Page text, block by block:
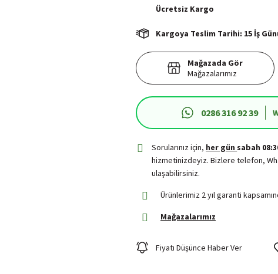
Ücretsiz Kargo
Kargoya Teslim Tarihi: 15 İş
Mağazada Gör
Mağazalarımız
0286 316 92 39
Sorularınız için, her gün sabah
hizmetinizdeyiz. Bizlere telefon,
ulaşabilirsiniz.
Ürünlerimiz 2 yıl garanti
Mağazalarımız
Fiyatı Düşünce Haber Ver